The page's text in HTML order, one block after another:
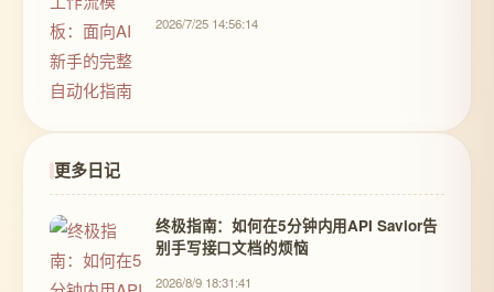
2026/7/25 14:56:14
更多日记
终极指南：如何在5分钟内用API Savior告
别手写接口文档的烦恼
2026/8/9 18:31:41